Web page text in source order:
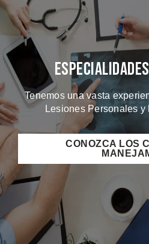
Tenemos una vasta
Lesiones Personales
CONOZCA LOS